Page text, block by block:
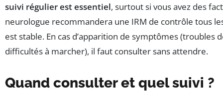
suivi régulier est essentiel, surtout si vous avez des
neurologue recommandera une IRM de contrôle tous
est stable. En cas d’apparition de symptômes (troubles
difficultés à marcher), il faut consulter sans attendre.
Quand consulter et quel suivi ?